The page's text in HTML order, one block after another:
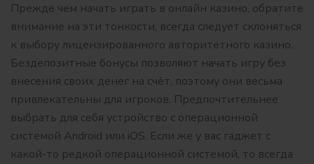
Прежде чем начать играть в онлайн казино, обратите
внимание на эти тонкости, всегда следует склоняться
к выбору лицензированного авторитетного казино.
Бездепозитные бонусы позволяют начать игру без
внесения своих денег на счёт, поэтому они весьма
привлекательны для игроков. Предпочтительнее
выбрать для себя устройство с операционной
системой Android или iOS. Если же у вас гаджет с
какой-то редкой операционной системой, то всегда